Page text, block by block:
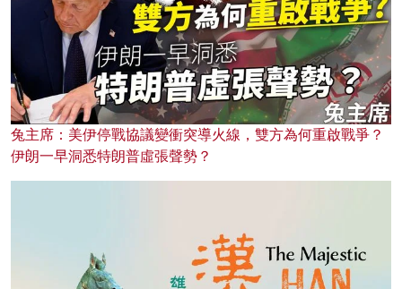
兔主席：美伊停戰協議變衝突導火線，雙方為何重啟戰爭？
伊朗一早洞悉特朗普虛張聲勢？